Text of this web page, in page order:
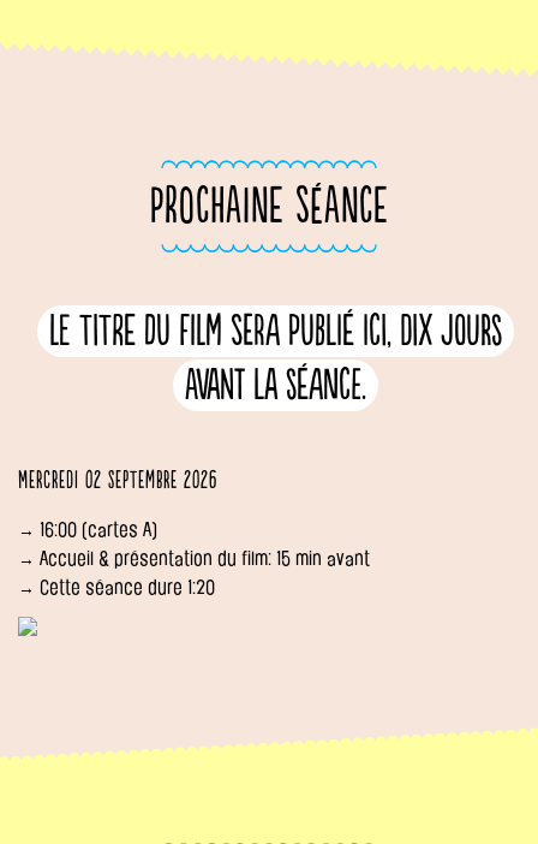
PROCHAINE SÉANCE
Le titre du film sera publié ici, dix jours
avant la séance.
Mercredi 02 septembre 2026
→ 16:00 (cartes A)
→ Accueil & présentation du film: 15 min avant
→ Cette séance dure 1:20